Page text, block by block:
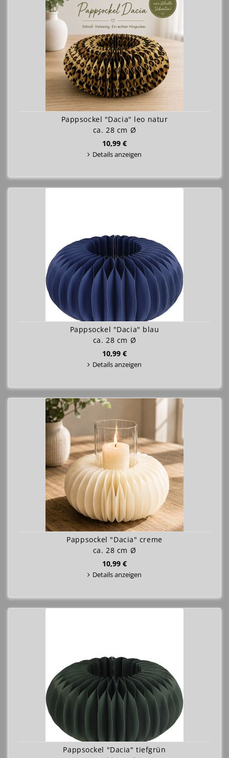
Pappsockel "Dacia" leo natur
ca. 28 cm Ø
10,99 €
Details anzeigen
Pappsockel "Dacia" blau
ca. 28 cm Ø
10,99 €
Details anzeigen
Pappsockel "Dacia" creme
ca. 28 cm Ø
10,99 €
Details anzeigen
Pappsockel "Dacia" tiefgrün